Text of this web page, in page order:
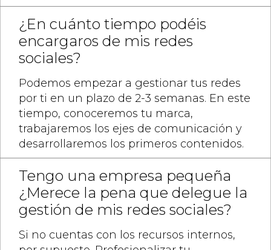
¿En cuánto tiempo podéis
encargaros de mis redes
sociales?
Podemos empezar a gestionar tus redes
por ti en un plazo de 2-3 semanas. En este
tiempo, conoceremos tu marca,
trabajaremos los ejes de comunicación y
desarrollaremos los primeros contenidos.
Tengo una empresa pequeña
¿Merece la pena que delegue la
gestión de mis redes sociales?
Si no cuentas con los recursos internos,